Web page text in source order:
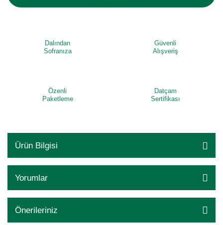
Dalından
Sofranıza
Güvenli
Alışveriş
Özenli
Paketleme
Datçam
Sertifikası
Ürün Bilgisi
Yorumlar
Önerileriniz